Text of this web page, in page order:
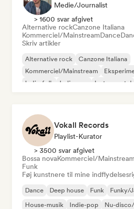
Medie/journalist
> 1600 svar afgivet
Alternative rockCanzone Italiana
Kommerciel/MainstreamDance
Skriv artikler
Alternative rock
Canzone Italiana
Kommerciel/Mainstream
Indie-folk
Indie-pop Instrumental
Vokall Records
Playlist-Kurator
> 3500 svar afgivet
Bossa novaKommerciel/Mainstream
Funk
Føj kunstnere til mine
Dance Deep house Funk
Funky/
House-musik
Indie-pop Nu-